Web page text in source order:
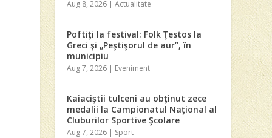
Aug 8, 2026 |Actualitate
Poftiţi la festival: Folk Ţestos la
Greci şi „Peştişorul de aur”, în
municipiu
Aug 7, 2026 | Eveniment
Kaiaciştii tulceni au obţinut zece
medalii la Campionatul Naţional al
Cluburilor Sportive Şcolare
Aug 7, 2026 | Sport